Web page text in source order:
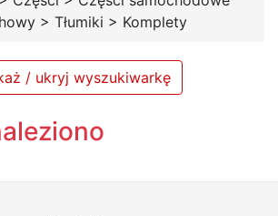
> Tłumiki > Komplety
/ ukryj wyszukiwarkę